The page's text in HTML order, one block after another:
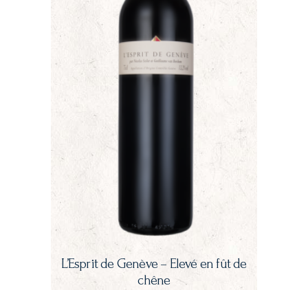
L’Esprit de Genève – Elevé en fût de
chêne